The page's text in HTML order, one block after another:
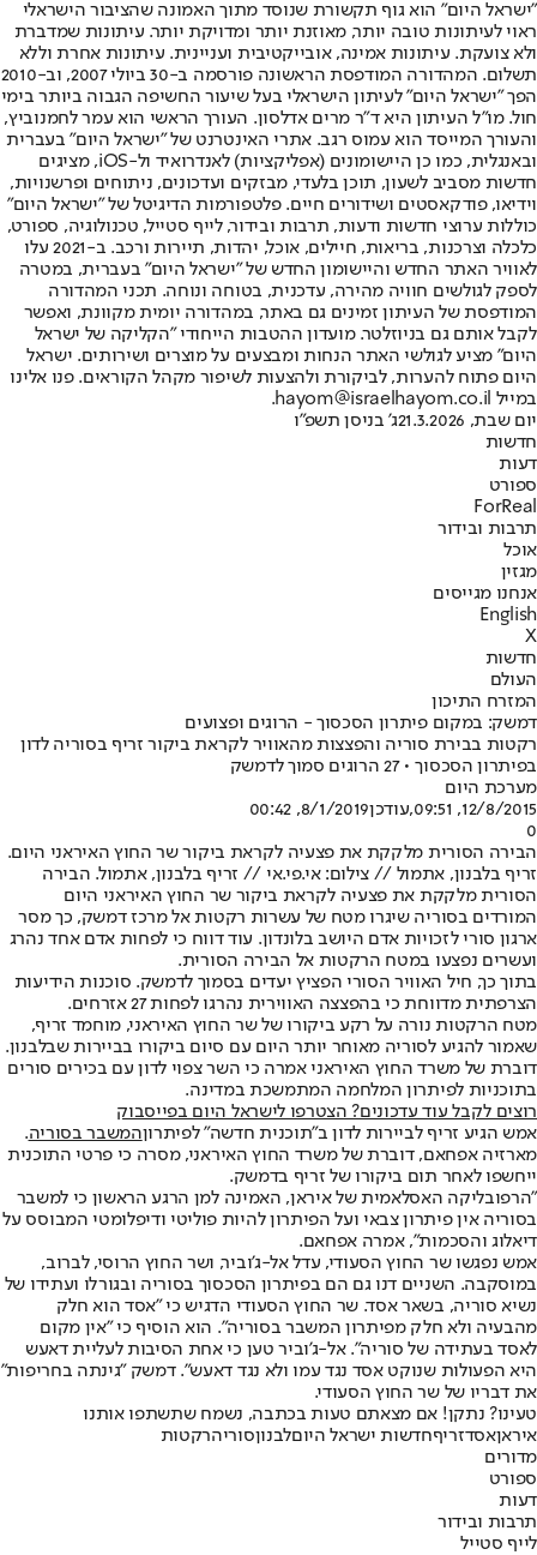
"ישראל היום" הוא גוף תקשורת שנוסד מתוך האמונה שהציבור הישראלי
ראוי לעיתונות טובה יותר, מאוזנת יותר ומדויקת יותר. עיתונות שמדברת
ולא צועקת. עיתונות אמינה, אובייקטיבית ועניינית. עיתונות אחרת וללא
תשלום. המהדורה המודפסת הראשונה פורסמה ב-30 ביולי 2007, וב-2010
הפך "ישראל היום" לעיתון הישראלי בעל שיעור החשיפה הגבוה ביותר בימי
חול. מו"ל העיתון היא ד"ר מרים אדלסון. העורך הראשי הוא עמר לחמנוביץ,
והעורך המייסד הוא עמוס רגב. אתרי האינטרנט של "ישראל היום" בעברית
ובאנגלית, כמו כן היישומונים (אפליקציות) לאנדרואיד ול-iOS, מציגים
חדשות מסביב לשעון, תוכן בלעדי, מבזקים ועדכונים, ניתוחים ופרשנויות,
וידיאו, פודקאסטים ושידורים חיים. פלטפורמות הדיגיטל של "ישראל היום"
כוללות ערוצי חדשות ודעות, תרבות ובידור, לייף סטייל, טכנולוגיה, ספורט,
כלכלה וצרכנות, בריאות, חיילים, אוכל, יהדות, תיירות ורכב. ב-2021 עלו
לאוויר האתר החדש והיישומון החדש של "ישראל היום" בעברית, במטרה
לספק לגולשים חוויה מהירה, עדכנית, בטוחה ונוחה. תכני המהדורה
המודפסת של העיתון זמינים גם באתר, במהדורה יומית מקוונת, ואפשר
לקבל אותם גם בניוזלטר. מועדון ההטבות הייחודי "הקליקה של ישראל
היום" מציע לגולשי האתר הנחות ומבצעים על מוצרים ושירותים. ישראל
היום פתוח להערות, לביקורת ולהצעות לשיפור מקהל הקוראים. פנו אלינו
במייל hayom@israelhayom.co.il.
יום שבת, 21.3.2026
ג' בניסן תשפ"ו
חדשות
דעות
ספורט
ForReal
תרבות ובידור
אוכל
מגזין
אנחנו מגייסים
English
X
חדשות
העולם
המזרח התיכון
דמשק: במקום פיתרון הסכסוך - הרוגים ופצועים
רקטות בבירת סוריה והפצצות מהאוויר לקראת ביקור זריף בסוריה לדון
בפיתרון הסכסוך • 27 הרוגים סמוך לדמשק
מערכת היום
12/8/2015, 09:51
,עודכן8/1/2019, 00:42
0
הבירה הסורית מלקקת את פצעיה לקראת ביקור שר החוץ האיראני היום.
זריף בלבנון, אתמול // צילום: אי.פי.אי // זריף בלבנון, אתמול. הבירה
הסורית מלקקת את פצעיה לקראת ביקור שר החוץ האיראני היום
המורדים בסוריה שיגרו מטח של עשרות רקטות אל מרכז דמשק, כך מסר
ארגון סורי לזכויות אדם היושב בלונדון. עוד דווח כי לפחות אדם אחד נהרג
ועשרים נפצעו במטח הרקטות אל הבירה הסורית.
בתוך כך, חיל האוויר הסורי הפציץ יעדים בסמוך לדמשק. סוכנות הידיעות
הצרפתית מדווחת כי בהפצצה האווירית נהרגו לפחות 27 אזרחים.
מטח הרקטות נורה על רקע ביקורו של שר החוץ האיראני, מוחמד זריף,
שאמור להגיע לסוריה מאוחר יותר היום עם סיום ביקורו בביירות שבלבנון.
דוברת של משרד החוץ האיראני אמרה כי השר צפוי לדון עם בכירים סורים
בתוכניות לפיתרון המלחמה המתמשכת במדינה.
רוצים לקבל עוד עדכונים? הצטרפו לישראל היום בפייסבוק
אמש הגיע זריף לביירות לדון ב"תוכנית חדשה" לפיתרוןהמשבר בסוריה.
מארזיה אפחאם, דוברת של משרד החוץ האיראני, מסרה כי פרטי התוכנית
ייחשפו לאחר תום ביקורו של זריף בדמשק.
"הרפובליקה האסלאמית של איראן, האמינה למן הרגע הראשון כי למשבר
בסוריה אין פיתרון צבאי ועל הפיתרון להיות פוליטי ודיפלומטי המבוסס על
דיאלוג והסכמות", אמרה אפחאם.
אמש נפגשו שר החוץ הסעודי, עדל אל-ג'וביר, ושר החוץ הרוסי, לברוב,
במוסקבה. השניים דנו גם הם בפיתרון הסכסוך בסוריה ובגורלו ועתידו של
נשיא סוריה, בשאר אסד. שר החוץ הסעודי הדגיש כי "אסד הוא חלק
מהבעיה ולא חלק מפיתרון המשבר בסוריה". הוא הוסיף כי "אין מקום
לאסד בעתידה של סוריה". אל-ג'וביר טען כי אחת הסיבות לעליית דאעש
היא הפעולות שנוקט אסד נגד עמו ולא נגד דאעש". דמשק "גינתה בחריפות"
את דבריו של שר החוץ הסעודי.
טעינו? נתקן! אם מצאתם טעות בכתבה, נשמח שתשתפו אותנו
איראןאסדזריףחדשות ישראל היוםלבנוןסוריהרקטות
מדורים
ספורט
דעות
תרבות ובידור
לייף סטייל